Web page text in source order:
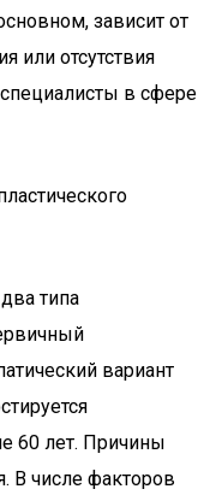
зависит от
или отсутствия
в сфере
типа
вариант
60 лет. Причины
В числе факторов